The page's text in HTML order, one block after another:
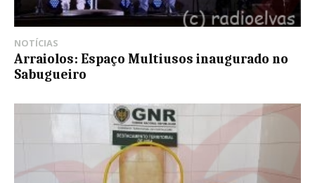
NOTÍCIAS
Arraiolos: Espaço Multiusos inaugurado no
Sabugueiro